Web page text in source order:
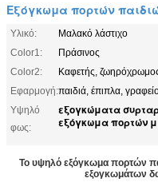
Εξόγκωμα πορτών
Υλικό:
Μαλακό λάστιχο
Color1:
Πράσινος
Color2:
Καφετής,
Εφαρμογή:παιδιά, έπιπλα,
Υψηλό
φως:
εξογκώματα
εξόγκωμα πορτών
Το υψηλό εξόγκωμα πορτών
εξογκωμάτων